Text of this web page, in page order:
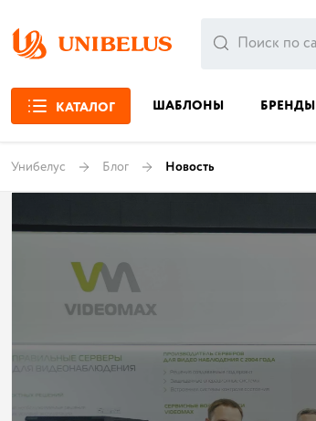
КАТАЛОГ ШАБЛОНЫ БРЕНДЫ
Унибелус Блог Новость